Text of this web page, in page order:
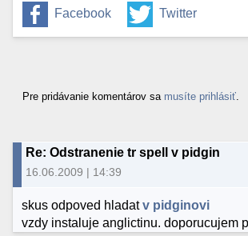
Facebook Twitter
Pre pridávanie komentárov sa musíte prihlásiť
Re: Odstranenie tr spell v pidgin
16.06.2009 | 14:39
skus odpoved hladatv pidginovi
vzdy instaluje anglictinu. doporucujem